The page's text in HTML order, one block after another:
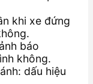
khi xe đứng
báo
không.
dấu hiệu